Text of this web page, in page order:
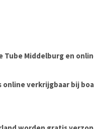
Tube Middelburg en
online verkrijgbaar bij